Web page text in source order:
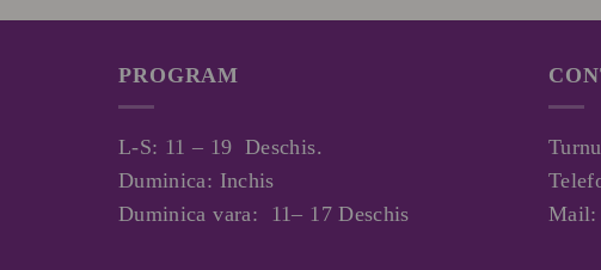
PROGRAM
L-S: 11 – 19 Deschis.
Duminica: Inchis
Duminica vara: 11– 17 Deschis